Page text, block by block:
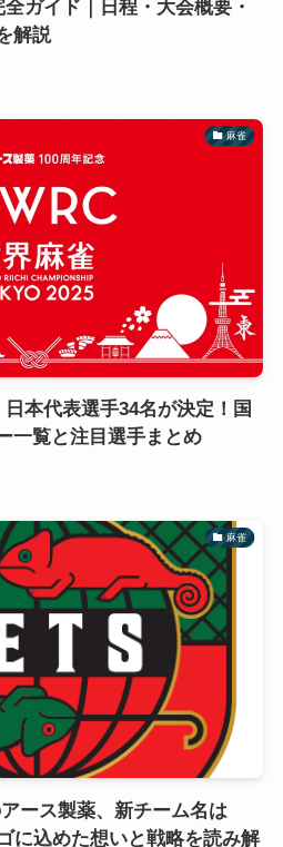
ガイド｜日程・大会概要・
解説
麻雀
本代表選手34名が決定！国
一覧と注目選手まとめ
麻雀
ース製薬、新チーム名は
に込めた想いと戦略を読み解